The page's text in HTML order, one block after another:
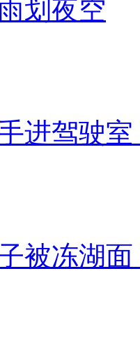
划夜空
进驾驶
被冻湖